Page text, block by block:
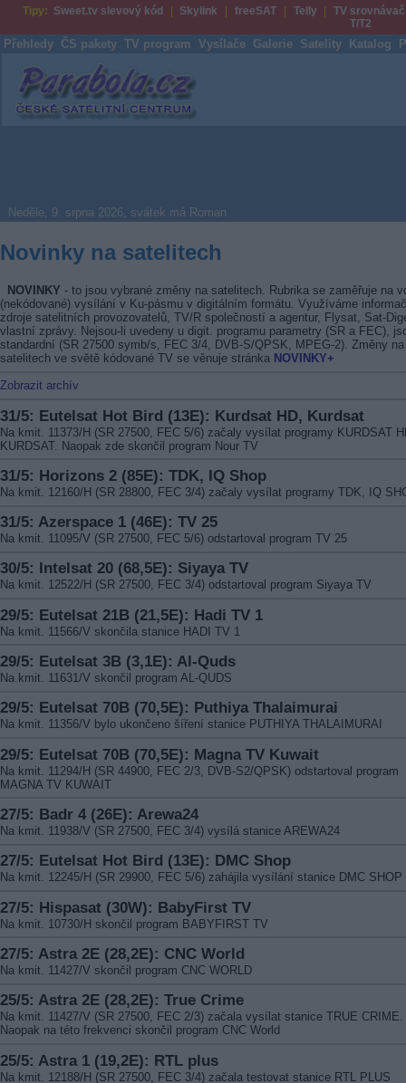
Tipy: Sweet.tv slevový kód Skylink freeSAT Telly
TV srovnávač
T/T2
Přehledy ČS pakety TV program Vysílače Galerie Satelity Katalog
Parabola.cz
Neděle, 9. srpna 2026, svátek má Roman
Novinky na satelitech
NOVINKY - to jsou vybrané změny na satelitech. Rubrika se zaměřuje na
(nekódované) vysílání v Ku-pásmu v digitálním formátu. Využíváme
zdroje satelitních provozovatelů, TV/R společností a agentur, Flysat, Sat-
vlastní zprávy. Nejsou-li uvedeny u digit. programu parametry (SR a FEC),
standardní (SR 27500 symb/s, FEC 3/4, DVB-S/QPSK, MPEG-2). Změny na
satelitech ve světě kódované TV se věnuje stránka NOVINKY+
Zobrazit archív
31/5: Eutelsat Hot Bird (13E): Kurdsat HD, Kurdsat
Na kmit. 11373/H (SR 27500, FEC 5/6) začaly vysílat programy KURDSAT
KURDSAT. Naopak zde skončil program Nour TV
31/5: Horizons 2 (85E): TDK, IQ Shop
Na kmit. 12160/H (SR 28800, FEC 3/4) začaly vysílat programy TDK, IQ
31/5: Azerspace 1 (46E): TV 25
Na kmit. 11095/V (SR 27500, FEC 5/6) odstartoval program TV 25
30/5: Intelsat 20 (68,5E): Siyaya TV
Na kmit. 12522/H (SR 27500, FEC 3/4) odstartoval program Siyaya TV
29/5: Eutelsat 21B (21,5E): Hadi TV 1
Na kmit. 11566/V skončila stanice HADI TV 1
29/5: Eutelsat 3B (3,1E): Al-Quds
Na kmit. 11631/V skončil program AL-QUDS
29/5: Eutelsat 70B (70,5E): Puthiya Thalaimurai
Na kmit. 11356/V bylo ukončeno šíření stanice PUTHIYA THALAIMURAI
29/5: Eutelsat 70B (70,5E): Magna TV Kuwait
Na kmit. 11294/H (SR 44900, FEC 2/3, DVB-S2/QPSK) odstartoval program
MAGNA TV KUWAIT
27/5: Badr 4 (26E): Arewa24
Na kmit. 11938/V (SR 27500, FEC 3/4) vysílá stanice AREWA24
27/5: Eutelsat Hot Bird (13E): DMC Shop
Na kmit. 12245/H (SR 29900, FEC 5/6) zahájila vysílání stanice DMC SHOP
27/5: Hispasat (30W): BabyFirst TV
Na kmit. 10730/H skončil program BABYFIRST TV
27/5: Astra 2E (28,2E): CNC World
Na kmit. 11427/V skončil program CNC WORLD
25/5: Astra 2E (28,2E): True Crime
Na kmit. 11427/V (SR 27500, FEC 2/3) začala vysílat stanice TRUE CRIME.
Naopak na této frekvenci skončil program CNC World
25/5: Astra 1 (19,2E): RTL plus
Na kmit. 12188/H (SR 27500, FEC 3/4) začala testovat stanice RTL PLUS